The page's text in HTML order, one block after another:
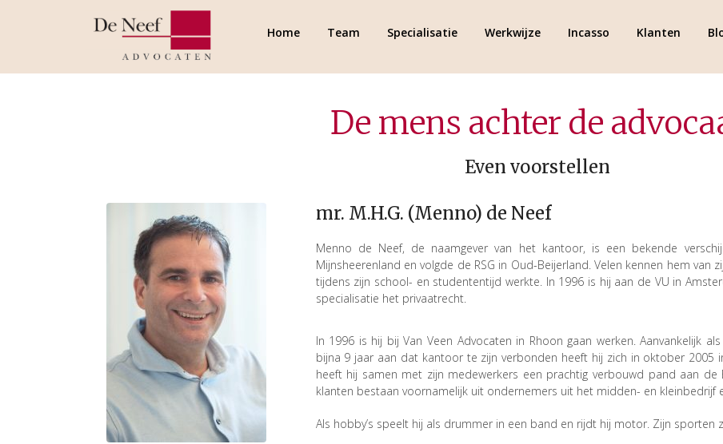
to
Home Team Specialisatie Werkwijze Incasso Klanten
De mens achter de
Even voorstellen
mr. M.H.G. (Menno) de Neef
Menno de Neef, de naamgever van het kantoor, is een bekende
Mijnsheerenland en volgde de RSG in Oud-Beijerland. Velen kennen hem
tijdens zijn school- en studententijd werkte. In 1996 is hij aan de VU in
specialisatie het privaatrecht.
In 1996 is hij bij Van Veen Advocaten in Rhoon gaan werken. Aanvankelijk
bijna 9 jaar aan dat kantoor te zijn verbonden heeft hij zich in oktober 2005
heeft hij samen met zijn medewerkers een prachtig verbouwd pand aan
klanten bestaan voornamelijk uit ondernemers uit het midden- en kleinbedrijf
Als hobby’s speelt hij als drummer in een band en rijdt hij motor. Zijn sporten